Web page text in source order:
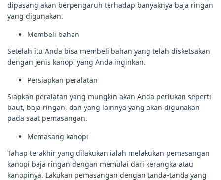
dipasang akan berpengaruh terhadap banyaknya baja ringan
yang digunakan.
Membeli bahan
Setelah itu Anda bisa membeli bahan yang telah disketsakan
dengan jenis kanopi yang Anda inginkan.
Persiapkan peralatan
Siapkan peralatan yang mungkin akan Anda perlukan seperti
baut, baja ringan, dan yang lainnya yang akan digunakan
pada saat pemasangan.
Memasang kanopi
Tahap terakhir yang dilakukan ialah melakukan pemasangan
kanopi baja ringan dengan memulai dari kerangka atau
kanopinya. Lakukan pemasangan dengan tanda-tanda yang